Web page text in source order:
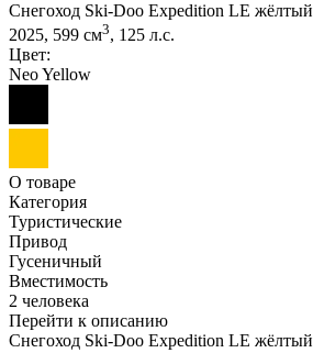
Снегоход Ski-Doo Expedition LE жёлтый
2025, 599 см3, 125 л.с.
Цвет:
Neo Yellow
О товаре
Категория
Туристические
Привод
Гусеничный
Вместимость
2 человека
Перейти к описанию
Снегоход Ski-Doo Expedition LE жёлтый